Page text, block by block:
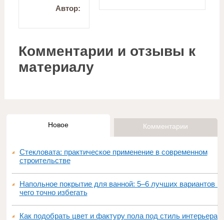
Автор:
Комментарии и отзывы к
материалу
Новое Комментарии
Стекловата: практическое применение в современном
строительстве
Напольное покрытие для ванной: 5–6 лучших вариантов и
чего точно избегать
Как подобрать цвет и фактуру пола под стиль интерьера: